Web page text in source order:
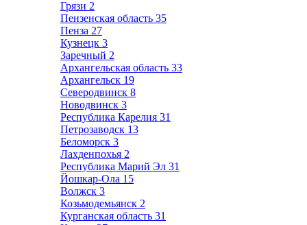
Грязи 2
Пензенская область 35
Пенза 27
Кузнецк 3
Заречный 2
Архангельская область 33
Архангельск 19
Северодвинск 8
Новодвинск 3
Республика Карелия 31
Петрозаводск 13
Беломорск 3
Лахденпохья 2
Республика Марий Эл 31
Йошкар-Ола 15
Волжск 3
Козьмодемьянск 2
Курганская область 31